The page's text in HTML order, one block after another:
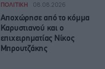
ΠΟΛΙΤΙΚΗ 08.08.2026
Αποχώρησε από το κόμμα
Καρυστιανού και ο
επιχειρηματίας Νίκος
Μπρουτζάκης